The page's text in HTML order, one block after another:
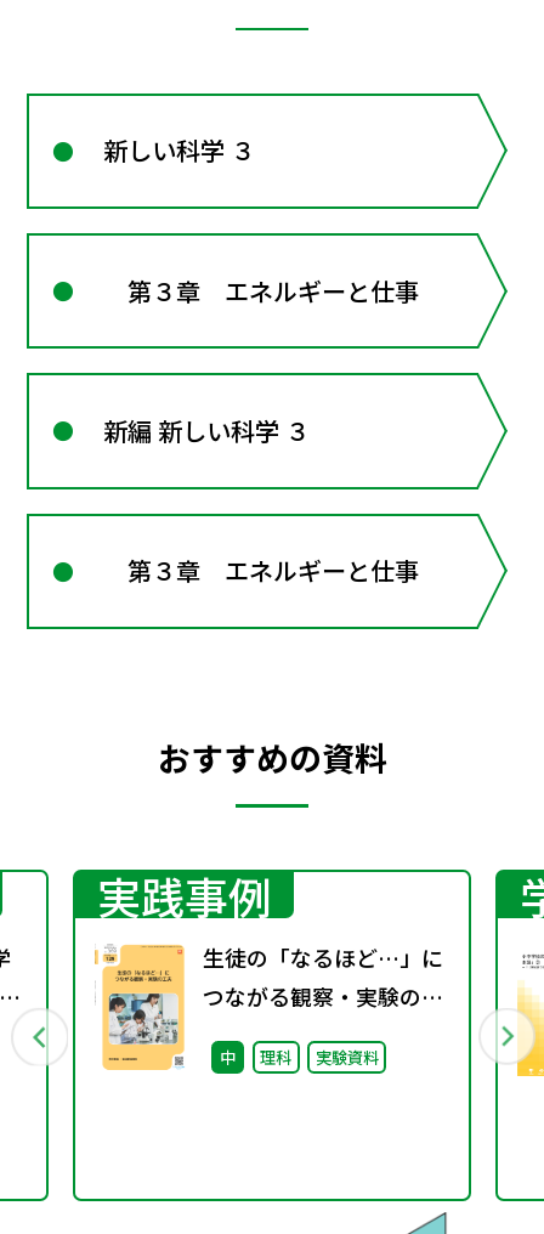
新しい科学 ３
第３章 エネルギーと仕事
新編 新しい科学 ３
第３章 エネルギーと仕事
おすすめの資料
実践事例
生徒の「なるほど…」に
つながる観察・実験の工
夫（特別課題129）
中 理科 実験資料